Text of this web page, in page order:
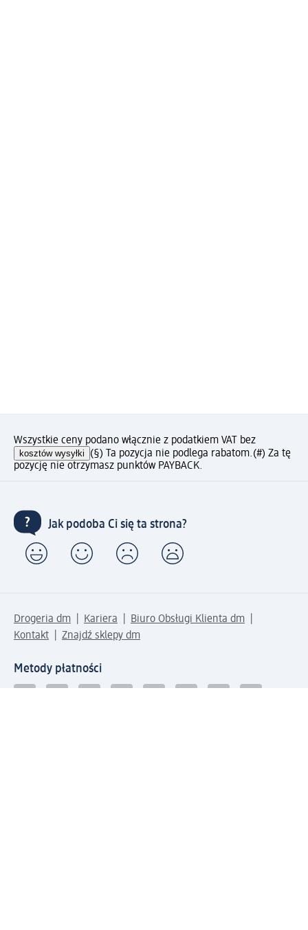
Wszystkie ceny podano włącznie z podatkiem VAT bez
kosztów wysyłki (§) Ta pozycja nie podlega rabatom.(#) Za tę
pozycję nie otrzymasz punktów PAYBACK.
Jak podoba Ci się ta strona?
Drogeria dm Kariera
Biuro Obsługi Klienta dm
Kontakt
Znajdź sklepy dm
Metody płatności